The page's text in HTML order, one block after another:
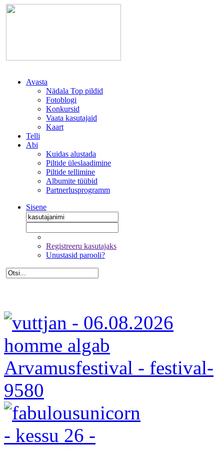
Avasta
Nädala Top pildid
Fotoblogi
Konkursid
Vaata kasutajaid
Kaart
Telli
Abi
Kuidas alustada
Piltide üleslaadimine
Piltide tellimine
Albumite tüübid
Partnerlusprogramm
Sisene
Registreeru kasutajaks
Unustasid parooli?